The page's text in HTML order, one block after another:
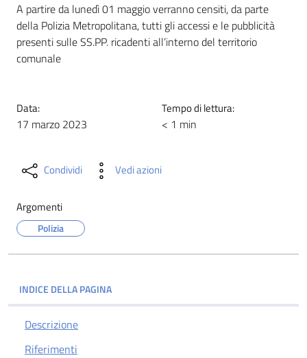
A partire da lunedì 01 maggio verranno censiti, da parte
della Polizia Metropolitana, tutti gli accessi e le pubblicità
presenti sulle SS.PP. ricadenti all’interno del territorio
comunale
Data:
17 marzo 2023
Tempo di lettura:
< 1 min
Condividi Vedi azioni
Argomenti
Polizia
INDICE DELLA PAGINA
Descrizione
Riferimenti